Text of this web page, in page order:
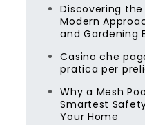
Discovering the
Modern
and Gardening
Casino che
pratica per
Why a Mesh
Smartest
Your Home